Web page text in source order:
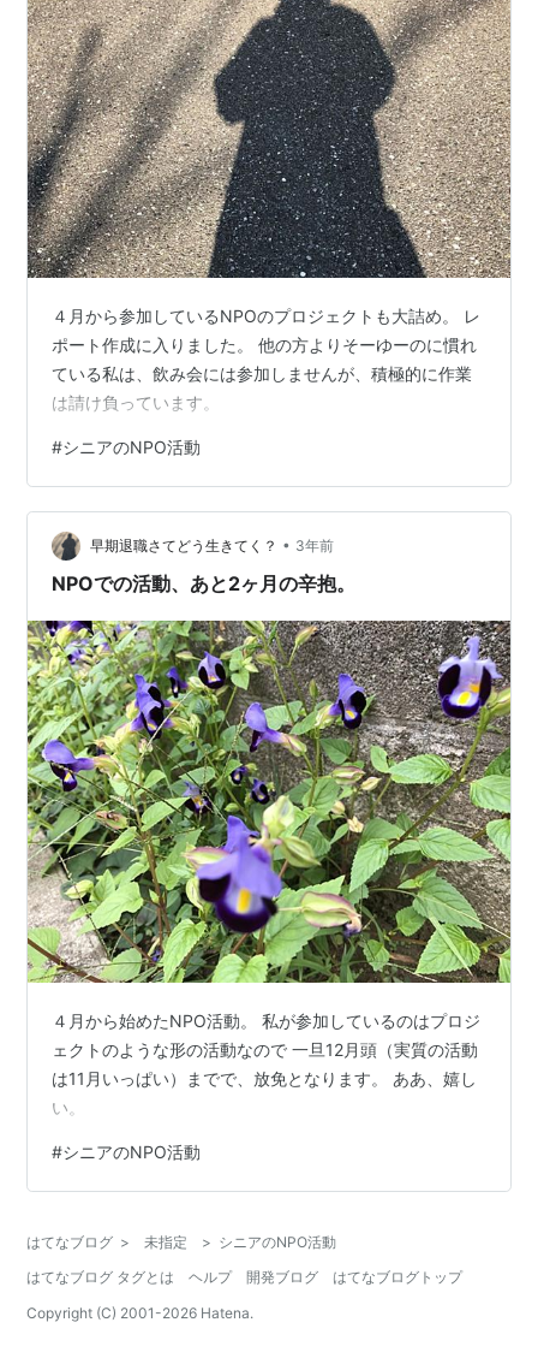
４月から参加しているNPOのプロジェクトも大詰め。 レ
ポート作成に入りました。 他の方よりそーゆーのに慣れ
ている私は、飲み会には参加しませんが、積極的に作業
は請け負っています。
#シニアのNPO活動
早期退職さてどう生きてく？ • 3年前
NPOでの活動、あと2ヶ月の辛抱。
４月から始めたNPO活動。 私が参加しているのはプロジ
ェクトのような形の活動なので 一旦12月頭（実質の活動
は11月いっぱい）までで、放免となります。 ああ、嬉し
い。
#シニアのNPO活動
はてなブログ > 未指定 > シニアのNPO活動
はてなブログ タグとは
ヘルプ 開発ブログ
はてなブログトップ
Copyright (C) 2001-2026 Hatena.